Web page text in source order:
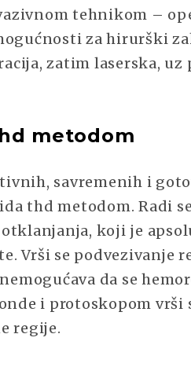
tehnikom –
za hirurški
zatim laserska, uz
metodom
savremenih i
thd metodom. Radi
koji je
Vrši se podvezivanje
da se
i protoskopom vrši
regije.